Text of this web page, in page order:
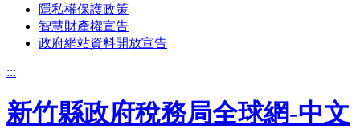
隱私權保護政策
智慧財產權宣告
政府網站資料開放宣告
:::
新竹縣政府稅務局全球網-中文